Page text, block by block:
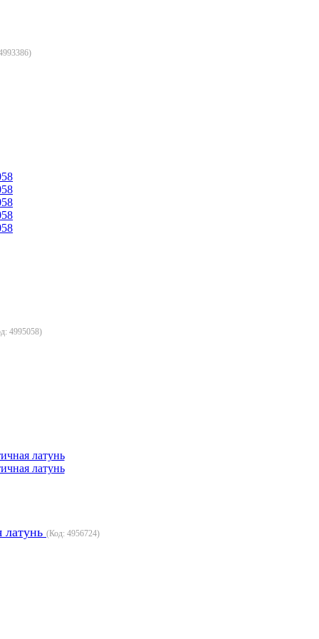
)
4995058)
(Код: 4956724)